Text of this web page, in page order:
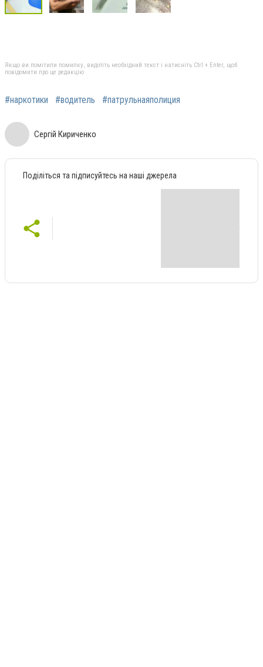
Якщо ви помітили помилку, виділіть необхідний текст і натисніть Ctrl + Enter, щоб
повідомити про це редакцію
#наркотики #водитель #патрульнаяполиция
Сергій Кириченко
Поділіться та підписуйтесь на наші джерела